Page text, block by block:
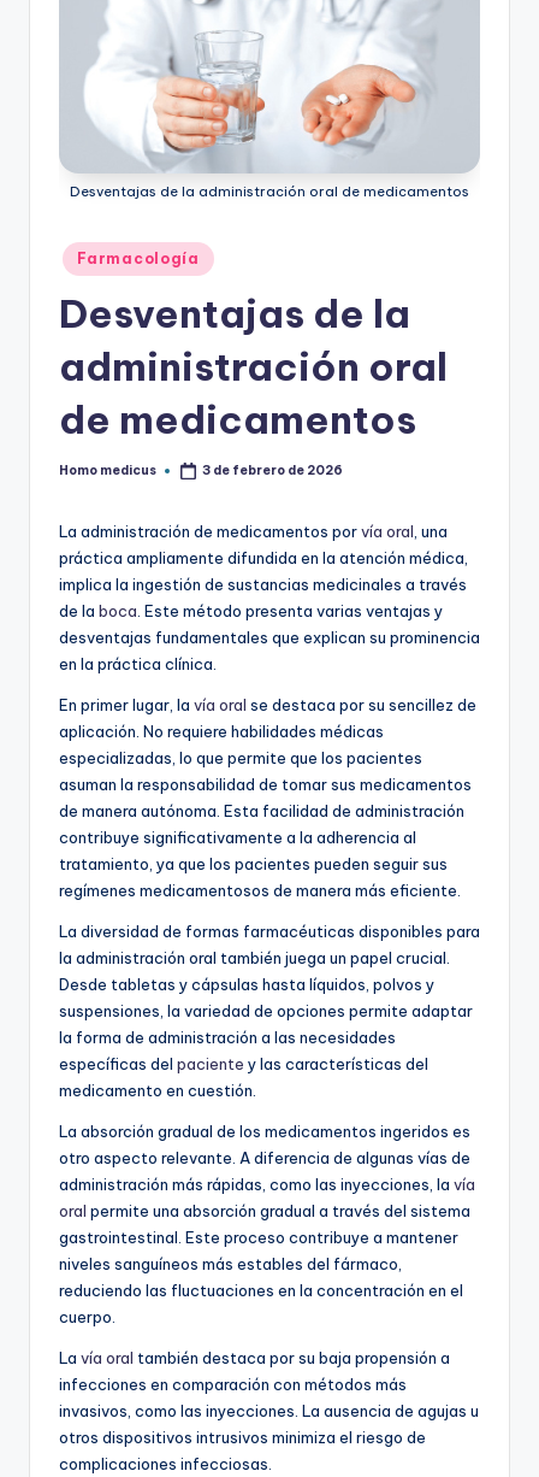
Desventajas de la administración oral de medicamentos
Publicado
en
Farmacología
Desventajas de la
administración oral
de medicamentos
Publicado
Homo medicus 3 de febrero de 2026
La administración de medicamentos porvía oral, una
práctica ampliamente difundida en la atención médica,
implica la ingestión de sustancias medicinales a través
de la boca. Este método presenta varias ventajas y
desventajas fundamentales que explican su prominencia
en la práctica clínica.
En primer lugar, la vía oral se destaca por su sencillez de
aplicación. No requiere habilidades médicas
especializadas, lo que permite que los pacientes
asuman la responsabilidad de tomar sus medicamentos
de manera autónoma. Esta facilidad de administración
contribuye significativamente a la adherencia al
tratamiento, ya que los pacientes pueden seguir sus
regímenes medicamentosos de manera más eficiente.
La diversidad de formas farmacéuticas disponibles para
la administración oral también juega un papel crucial.
Desde tabletas y cápsulas hasta líquidos, polvos y
suspensiones, la variedad de opciones permite adaptar
la forma de administración a las necesidades
específicas del paciente y las características del
medicamento en cuestión.
La absorción gradual de los medicamentos ingeridos es
otro aspecto relevante. A diferencia de algunas vías de
administración más rápidas, como las inyecciones, la vía
oral permite una absorción gradual a través del sistema
gastrointestinal. Este proceso contribuye a mantener
niveles sanguíneos más estables del fármaco,
reduciendo las fluctuaciones en la concentración en el
cuerpo.
La vía oral también destaca por su baja propensión a
infecciones en comparación con métodos más
invasivos, como las inyecciones. La ausencia de agujas u
otros dispositivos intrusivos minimiza el riesgo de
complicaciones infecciosas.